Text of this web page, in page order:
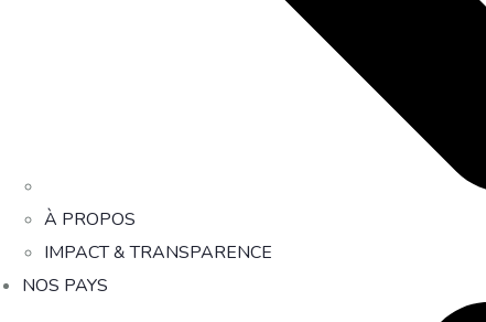
À PROPOS
IMPACT & TRANSPARENCE
NOS PAYS